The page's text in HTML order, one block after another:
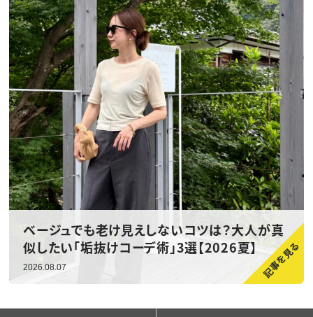
ベージュでも老け見えしないコツは？大人が真
似したい「垢抜けコーデ術」3選【2026夏】
2026.08.07